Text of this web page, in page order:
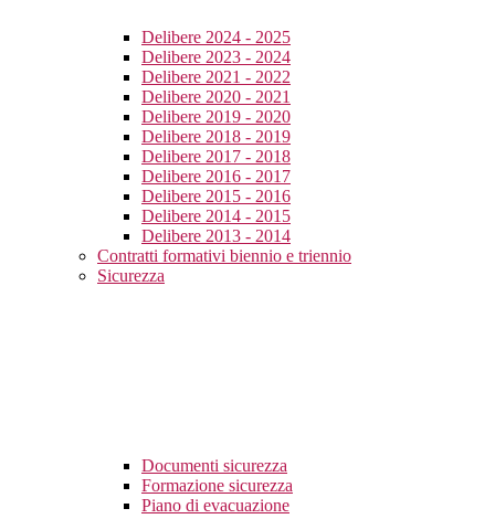
Delibere 2024 - 2025
Delibere 2023 - 2024
Delibere 2021 - 2022
Delibere 2020 - 2021
Delibere 2019 - 2020
Delibere 2018 - 2019
Delibere 2017 - 2018
Delibere 2016 - 2017
Delibere 2015 - 2016
Delibere 2014 - 2015
Delibere 2013 - 2014
Contratti formativi biennio e triennio
Sicurezza
Documenti sicurezza
Formazione sicurezza
Piano di evacuazione